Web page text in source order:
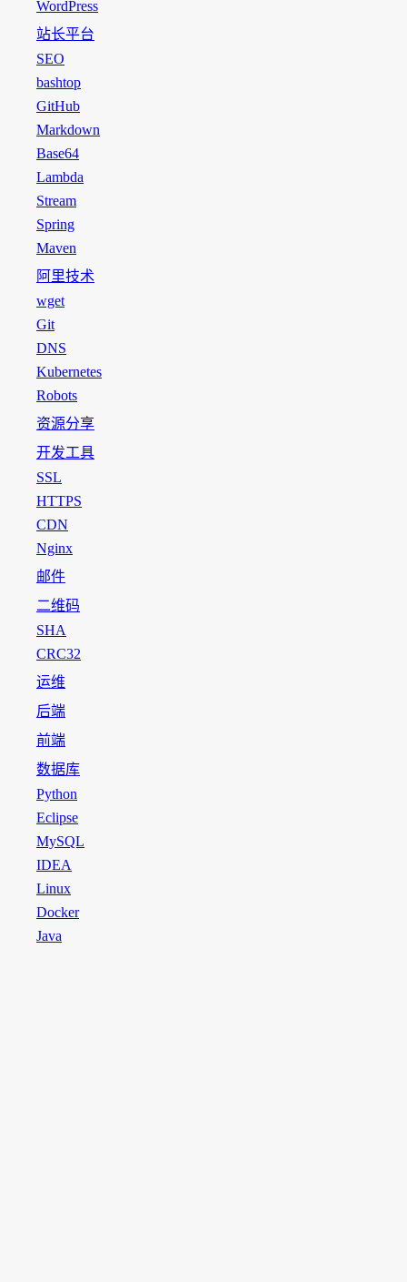
WordPress
站长平台
SEO
bashtop
GitHub
Markdown
Base64
Lambda
Stream
Spring
Maven
阿里技术
wget
Git
DNS
Kubernetes
Robots
资源分享
开发工具
SSL
HTTPS
CDN
Nginx
邮件
二维码
SHA
CRC32
运维
后端
前端
数据库
Python
Eclipse
MySQL
IDEA
Linux
Docker
Java